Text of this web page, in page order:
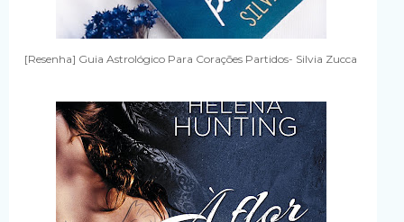
[Resenha] Guia Astrológico Para Corações Partidos- Silvia Zucca